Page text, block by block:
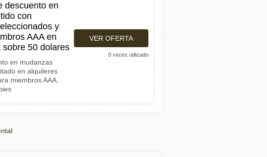
descuento en
con
y
AAA en
50 dolares
en mudanzas
en alquileres
miembros AAA.
VER OFERTA
0 veces utilizado